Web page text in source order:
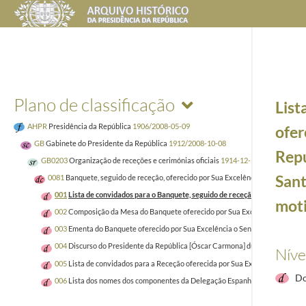
Plano de classificação
AHPR Presidência da República 1906/2008-05-09
GBGabinete do Presidente da República 1912/2008-10-08
GB0203Organização de receções e cerimónias oficiais 1914-12-12/2004-12-17
0081 Banquete, seguido de receção, oferecido por Sua Excelência o Senhor
001 Lista de convidados para o Banquete, seguido de receção, oferecido
002Composição da Mesa do Banquete oferecido por Sua Excelência o
003 Ementa do Banquete oferecido por Sua Excelência o Senhor Presidente
004 Discurso do Presidente da República [Óscar Carmona] durante o
005 Lista de convidados para a Receção oferecida por Sua Excelência o
006 Lista dos nomes dos componentes da Delegação Espanhola às